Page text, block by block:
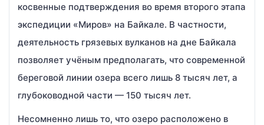
косвенные подтверждения во время второго этапа
экспедиции «Миров» на Байкале. В частности,
деятельность грязевых вулканов на дне Байкала
позволяет учёным предполагать, что современной
береговой линии озера всего лишь 8 тысяч лет, а
глубоководной части — 150 тысяч лет.
Несомненно лишь то, что озеро расположено в